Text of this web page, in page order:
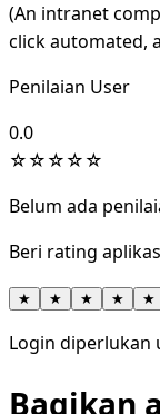
(An intranet
click automated,
Penilaian User
0.0
☆☆☆☆☆
Belum ada
Beri rating
★ ★ ★ ★ ★
Login diperlukan
Bagikan